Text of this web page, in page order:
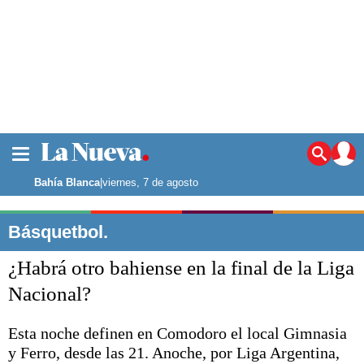
Noticias
La ciudad
Punta Alta
El mundo
Deportes
Escenario Olímpico
Liga del Sur
Bahía Blanca|viernes, 7 de agosto
Básquetbol.
¿Habrá otro bahiense en la final de la Liga
Nacional?
Esta noche definen en Comodoro el local Gimnasia
y Ferro, desde las 21. Anoche, por Liga Argentina,